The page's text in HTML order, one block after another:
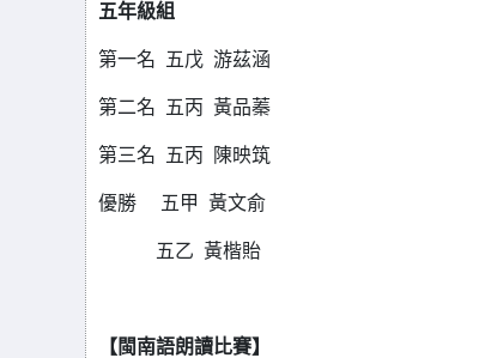
五年級組
第一名 五戊 游茲涵
第二名 五丙 黃品蓁
第三名 五丙 陳映筑
優勝 五甲 黃文俞
五乙 黃楷貽
【 閩南語朗讀比賽】